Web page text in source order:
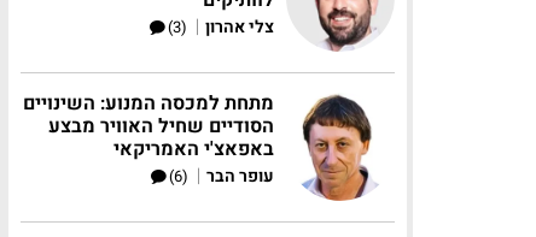
צלי אהרון |
(3)
מתחת למכסה המנוע: השינויים
הסודיים שחיל האוויר מבצע
באפאצ'י האמריקאי
עופר הבר |
(6)